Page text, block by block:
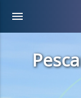
menu